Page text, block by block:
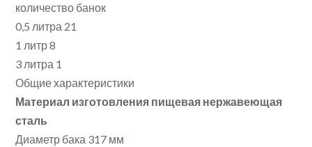
количество банок
0,5 литра 21
1 литр 8
3 литра 1
Общие характеристики
Материал изготовления пищевая нержавеющая
сталь
Диаметр бака 317 мм